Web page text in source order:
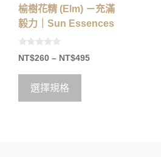
榆樹花精 (Elm) －充滿
毅力｜Sun Essences
0
o
5
NT$260 – NT$495
選擇規格